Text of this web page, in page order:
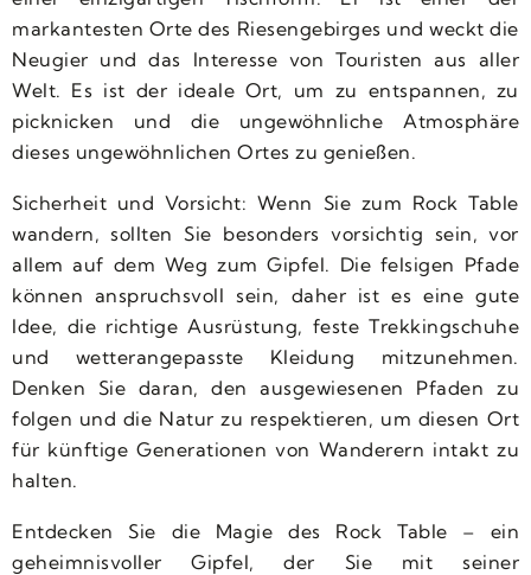
markantesten Orte des Riesengebirges und weckt die
Neugier und das Interesse von Touristen aus aller
Welt. Es ist der ideale Ort, um zu entspannen, zu
picknicken und die ungewöhnliche Atmosphäre
dieses ungewöhnlichen Ortes zu genießen.
Sicherheit und Vorsicht: Wenn Sie zum Rock Table
wandern, sollten Sie besonders vorsichtig sein, vor
allem auf dem Weg zum Gipfel. Die felsigen Pfade
können anspruchsvoll sein, daher ist es eine gute
Idee, die richtige Ausrüstung, feste Trekkingschuhe
und wetterangepasste Kleidung mitzunehmen.
Denken Sie daran, den ausgewiesenen Pfaden zu
folgen und die Natur zu respektieren, um diesen Ort
für künftige Generationen von Wanderern intakt zu
halten.
Entdecken Sie die Magie des Rock Table – ein
geheimnisvoller Gipfel, der Sie mit seiner